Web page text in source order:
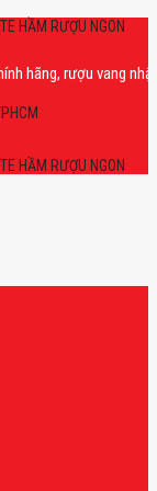
HẦM RƯỢU NGON
rượu vang nhập
HẦM RƯỢU NGON